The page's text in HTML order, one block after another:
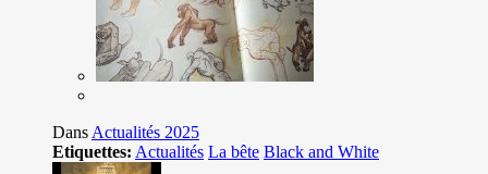
Dans Actualités 2025
Etiquettes: Actualités La bête Black and White